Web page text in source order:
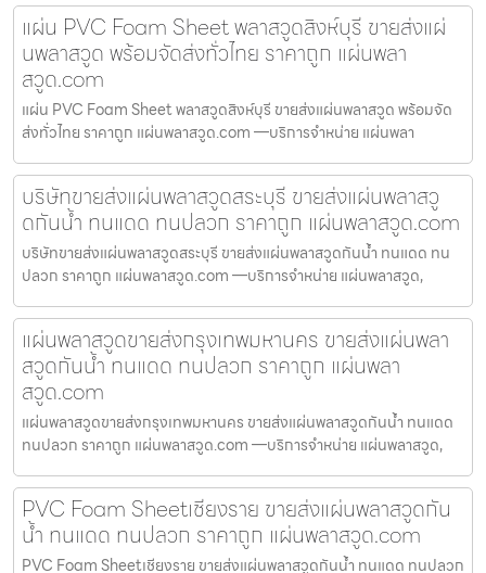
แผ่น PVC Foam Sheet พลาสวูดสิงห์บุรี ขายส่งแผ่
นพลาสวูด พร้อมจัดส่งทั่วไทย ราคาถูก แผ่นพลา
สวูด.com
แผ่น PVC Foam Sheet พลาสวูดสิงห์บุรี ขายส่งแผ่นพลาสวูด พร้อมจัด
ส่งทั่วไทย ราคาถูก แผ่นพลาสวูด.com —บริการจำหน่าย แผ่นพลา
บริษัทขายส่งแผ่นพลาสวูดสระบุรี ขายส่งแผ่นพลาสวู
ดกันน้ำ ทนแดด ทนปลวก ราคาถูก แผ่นพลาสวูด.com
บริษัทขายส่งแผ่นพลาสวูดสระบุรี ขายส่งแผ่นพลาสวูดกันน้ำ ทนแดด ทน
ปลวก ราคาถูก แผ่นพลาสวูด.com —บริการจำหน่าย แผ่นพลาสวูด,
แผ่นพลาสวูดขายส่งกรุงเทพมหานคร ขายส่งแผ่นพลา
สวูดกันน้ำ ทนแดด ทนปลวก ราคาถูก แผ่นพลา
สวูด.com
แผ่นพลาสวูดขายส่งกรุงเทพมหานคร ขายส่งแผ่นพลาสวูดกันน้ำ ทนแดด
ทนปลวก ราคาถูก แผ่นพลาสวูด.com —บริการจำหน่าย แผ่นพลาสวูด,
PVC Foam Sheetเชียงราย ขายส่งแผ่นพลาสวูดกัน
น้ำ ทนแดด ทนปลวก ราคาถูก แผ่นพลาสวูด.com
PVC Foam Sheetเชียงราย ขายส่งแผ่นพลาสวูดกันน้ำ ทนแดด ทนปลวก